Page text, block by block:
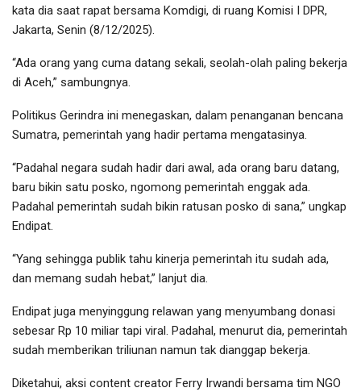
kata dia saat rapat bersama Komdigi, di ruang Komisi I DPR,
Jakarta, Senin (8/12/2025).
“Ada orang yang cuma datang sekali, seolah-olah paling bekerja
di Aceh,” sambungnya.
Politikus Gerindra ini menegaskan, dalam penanganan bencana
Sumatra, pemerintah yang hadir pertama mengatasinya.
“Padahal negara sudah hadir dari awal, ada orang baru datang,
baru bikin satu posko, ngomong pemerintah enggak ada.
Padahal pemerintah sudah bikin ratusan posko di sana,” ungkap
Endipat.
“Yang sehingga publik tahu kinerja pemerintah itu sudah ada,
dan memang sudah hebat,” lanjut dia.
Endipat juga menyinggung relawan yang menyumbang donasi
sebesar Rp 10 miliar tapi viral. Padahal, menurut dia, pemerintah
sudah memberikan triliunan namun tak dianggap bekerja.
Diketahui, aksi content creator Ferry Irwandi bersama tim NGO